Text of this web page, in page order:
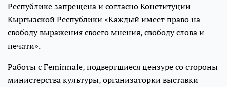
Республике запрещена и согласно Конституции
Кыргызской Республики «Каждый имеет право на
свободу выражения своего мнения, свободу слова и
печати».
Работы с Feminnale, подвергшиеся цензуре со стороны
министерства культуры, организаторки выставки